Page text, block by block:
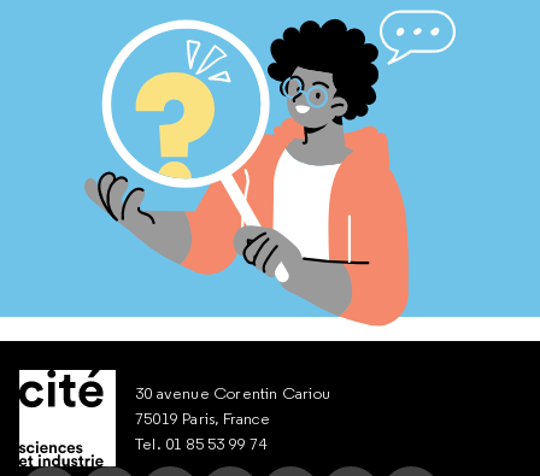
30 avenue Corentin Cariou
75019 Paris, France
Tel. 01 85 53 99 74